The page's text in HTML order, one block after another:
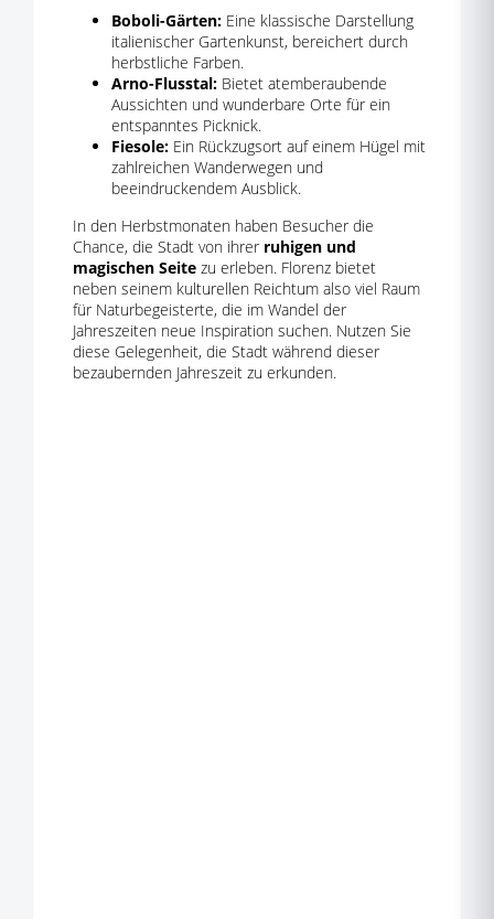
Boboli-Gärten: Eine klassische Darstellung
italienischer Gartenkunst, bereichert durch
herbstliche Farben.
Arno-Flusstal: Bietet atemberaubende
Aussichten und wunderbare Orte für ein
entspanntes Picknick.
Fiesole: Ein Rückzugsort auf einem Hügel mit
zahlreichen Wanderwegen und
beeindruckendem Ausblick.
In den Herbstmonaten haben Besucher die
Chance, die Stadt von ihrer ruhigen und
magischen Seite zu erleben. Florenz bietet
neben seinem kulturellen Reichtum also viel Raum
für Naturbegeisterte, die im Wandel der
Jahreszeiten neue Inspiration suchen. Nutzen Sie
diese Gelegenheit, die Stadt während dieser
bezaubernden Jahreszeit zu erkunden.